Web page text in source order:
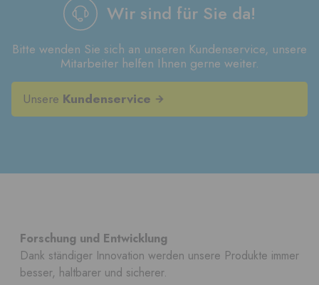
Wir sind für Sie da!
Bitte wenden Sie sich an unseren Kundenservice, unsere
Mitarbeiter helfen Ihnen gerne weiter.
Unsere Kundenservice
Forschung und Entwicklung
Dank ständiger Innovation werden unsere Produkte immer
besser, haltbarer und sicherer.